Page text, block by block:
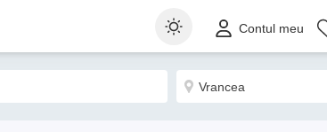
Contul meu
EUR Sortează